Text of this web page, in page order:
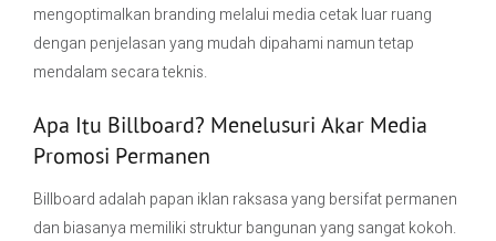
mengoptimalkan branding melalui media cetak luar ruang
dengan penjelasan yang mudah dipahami namun tetap
mendalam secara teknis.
Apa Itu Billboard? Menelusuri Akar Media
Promosi Permanen
Billboard adalah papan iklan raksasa yang bersifat permanen
dan biasanya memiliki struktur bangunan yang sangat kokoh.